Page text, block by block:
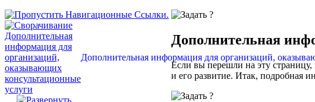
Дополнительная информация для организаций,
Дополнительная
Если вы перешли на эту
и его развитие. Итак, подробная